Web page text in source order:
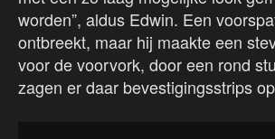
worden”, aldus Edwin. Een
ontbreekt, maar hij maakte een
voor de voorvork, door een rond
zagen er daar bevestigingsstrips